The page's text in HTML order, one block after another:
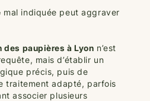
mal indiquée peut aggraver
des paupières à Lyon n’est
mais d’établir un
précis, puis de
traitement adapté, parfois
associer plusieurs